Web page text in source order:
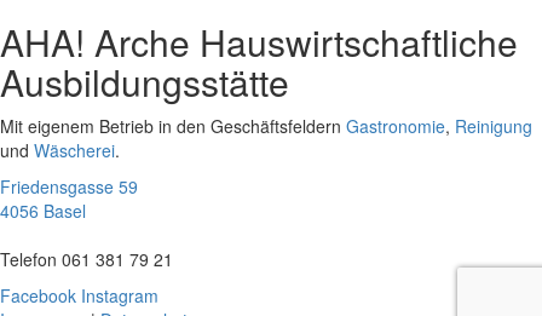
AHA! Arche Hauswirtschaftliche
Ausbildungsstätte
Mit eigenem Betrieb in den Geschäftsfeldern Gastronomie, Reinigung
und Wäscherei.
Friedensgasse 59
4056 Basel
Telefon 061 381 79 21
Facebook Instagram